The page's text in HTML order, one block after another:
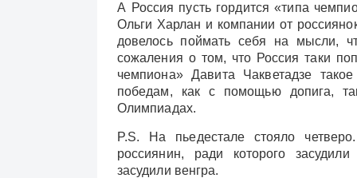
А Россия пусть гордится «типа
Ольги Харлан и компании от
довелось поймать себя на мысли,
сожаления о том, что Россия таки
чемпиона» Давита Чакветадзе
победам, как с помощью допига,
Олимпиадах.
P.S. На пьедестале стояло
россиянин, ради которого
засудили венгра.